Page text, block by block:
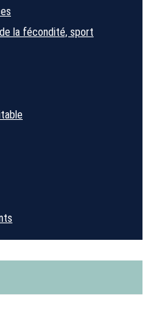
la fécondité, sport